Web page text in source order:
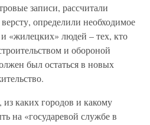
записи, рассчитали
определили необходимое
«жилецких» людей – тех, кто
и обороной
был остаться в новых
из каких городов и какому
на «государевой службе в